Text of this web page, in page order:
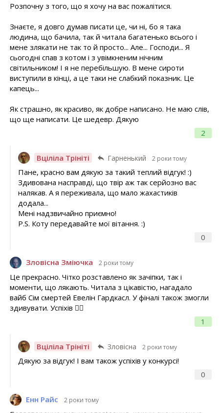
2
Розпочну з того, що я хочу на вас пожалітися.
Знаєте, я довго думав писати це, чи ні, бо я така
людина, що бачила, так й читала багатенько всього і
мене злякати не так то й просто... Але... Господи... Я
сьогодні спав з котом і з увімкненим нічним
світильником! І я не перебільшую. В мене сироти
виступили в кінці, а це таки не слабкий показник. Це
капець...
Як страшно, як красиво, як добре написано. Не маю слів,
що ще написати. Це шедевр. Дякую
Вціліла Трініті Гарненький 2 роки тому
0
Пане, красно вам дякую за такий теплий відгук! :)
Здивована насправді, що твір аж так серйозно вас
налякав. А я переживала, що мало жахастиків
додала...
Мені надзвичайно приємно!
P.S. Коту передавайте мої вітання. :)
Зловісна Зміючка 2 роки тому
1
Це прекрасно. Чітко розставлено як зачіпки, так і
моменти, що лякають. Читала з цікавістю, нагадало
вайб Сім смертей Евелін Гардкасл. У фіналі також змогли
здивувати. Успіхів 👍🏻
Вціліла Трініті Зловісна 2 роки тому
0
Дякую за відгук! І вам також успіхів у конкурсі!
Енн Райс 2 роки тому